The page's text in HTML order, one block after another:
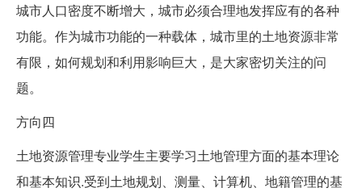
城市人口密度不断增大，城市必须合理地发挥应有的各种
功能。作为城市功能的一种载体，城市里的土地资源非常
有限，如何规划和利用影响巨大，是大家密切关注的问
题。
方向四
土地资源管理专业学生主要学习土地管理方面的基本理论
和基本知识.受到土地规划、测量、计算机、地籍管理的基